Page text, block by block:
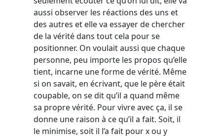
aussi observer les réactions des uns et
des autres et elle va essayer de chercher
de la vérité dans tout cela pour se
positionner. On voulait aussi que chaque
personne, peu importe les propos qu’elle
tient, incarne une forme de vérité. Même
si on savait, en écrivant, que le père était
coupable, on se dit qu’il a quand même
sa propre vérité. Pour vivre avec ça, il se
donne une raison à ce qu’il a fait. Soit, il
le minimise, soit il l’a fait pour x ou y